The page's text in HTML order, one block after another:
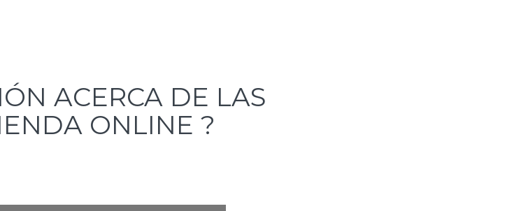
ACERCA DE LAS
ONLINE ?